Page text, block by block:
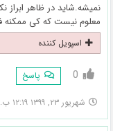
نمیشه.شاید در ظاهر
معلوم نیست که کی ممکنه
اسپویل کننده
0 پاسخ
شهریور ۲۳, ۱۳۹۹ ۱۲:۱۹ ب.ظ